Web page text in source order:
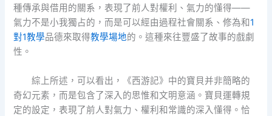
種傳承與借用的關系，表現了前人對權利、氣力的懂得——
氣力不是小我獨占的，而是可以經由過程社會關系、修為和1
對1教學品德來取得教學場地的。這種來往豐盛了故事的戲劇
性。
綜上所述，可以看出，《西游記》中的寶貝并非簡略的
奇幻元素，而是包含了深入的思惟和文明意涵。寶貝運轉規
定的設定，表現了前人對氣力、權利和常識的深入懂得。恰